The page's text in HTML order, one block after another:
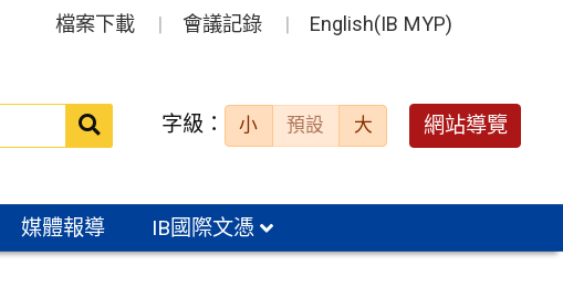
檔案下載 會議記錄 English(IB MYP)
送出 字級： 小 預設 大 網站導覽
媒體報導 IB國際文憑